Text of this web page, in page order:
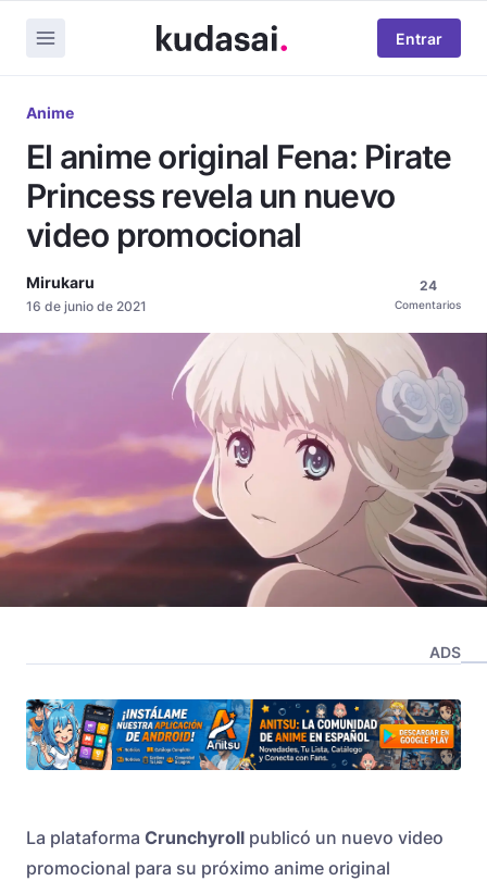
Entrar
Anime
El anime original Fena: Pirate
Princess revela un nuevo
video promocional
Mirukaru
16 de junio de 2021
24
Comentarios
ADS
La plataforma Crunchyroll publicó un nuevo video
promocional para su próximo anime original